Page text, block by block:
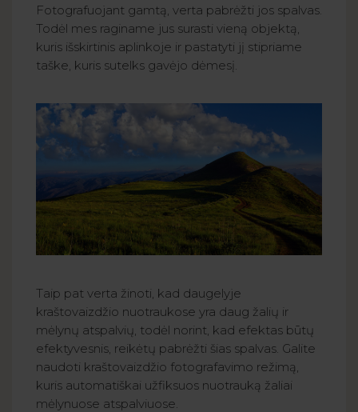
Fotografuojant gamtą, verta pabrėžti jos spalvas.
Todėl mes raginame jus surasti vieną objektą,
kuris išskirtinis aplinkoje ir pastatyti jį stipriame
taške, kuris sutelks gavėjo dėmesį.
Taip pat verta žinoti, kad daugelyje
kraštovaizdžio nuotraukose yra daug žalių ir
mėlynų atspalvių, todėl norint, kad efektas būtų
efektyvesnis, reikėtų pabrėžti šias spalvas. Galite
naudoti kraštovaizdžio fotografavimo režimą,
kuris automatiškai užfiksuos nuotrauką žaliai
mėlynuose atspalviuose.